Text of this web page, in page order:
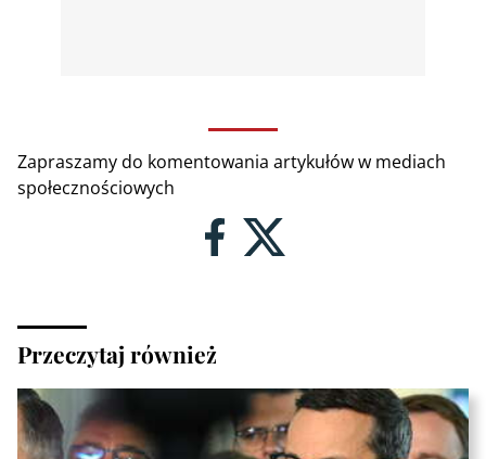
Zapraszamy do komentowania artykułów w mediach
społecznościowych
Przeczytaj również